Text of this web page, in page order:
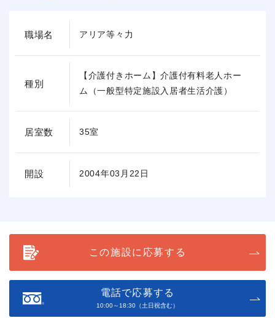
職場名 アリア等々力
種別
【介護付きホーム】介護付有料老人ホー
ム（一般型特定施設入居者生活介護）
居室数 35室
開設 2004年03月22日
この施設に応募する
電話で応募する
10:00～18:30（土日祝含む）